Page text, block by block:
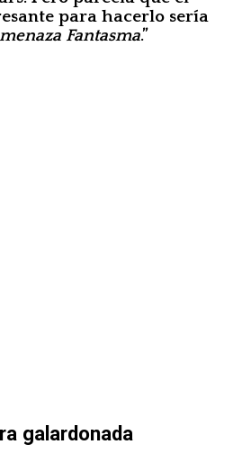
para hacerlo sería
Fantasma.”
galardonada